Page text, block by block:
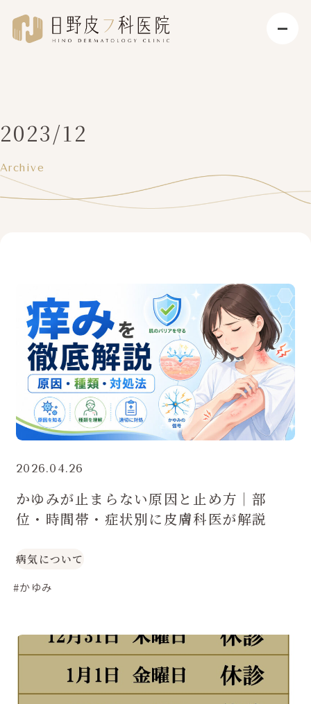
2023/12
Archive
2026.04.26
かゆみが止まらない原因と止め方｜部
位・時間帯・症状別に皮膚科医が解説
病気について
#かゆみ